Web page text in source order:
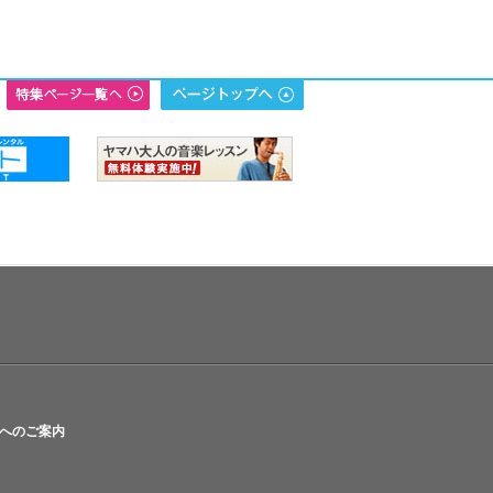
のご案内